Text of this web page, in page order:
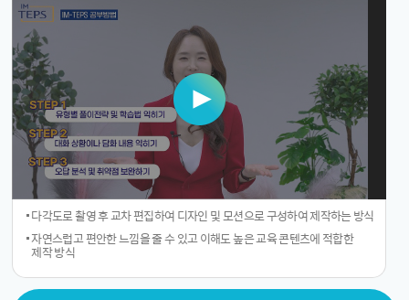
다각도로 촬영 후 교차 편집하여 디자인 및 모션으로 구성하여 제작하는 방식
자연스럽고 편안한 느낌을 줄 수 있고 이해도 높은 교육 콘텐츠에 적합한
제작 방식